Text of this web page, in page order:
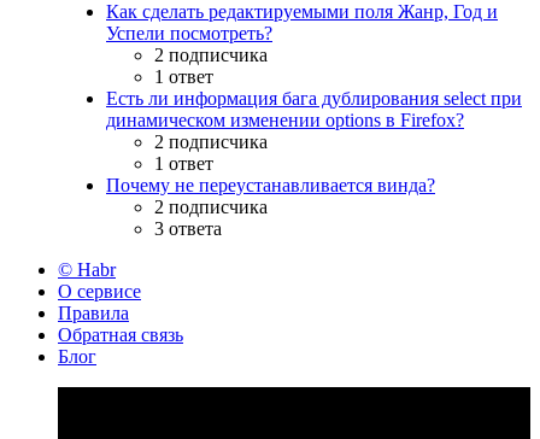
Как сделать редактируемыми поля Жанр, Год и
Успели посмотреть?
2 подписчика
1 ответ
Есть ли информация бага дублирования select при
динамическом изменении options в Firefox?
2 подписчика
1 ответ
Почему не переустанавливается винда?
2 подписчика
3 ответа
© Habr
О сервисе
Правила
Обратная связь
Блог